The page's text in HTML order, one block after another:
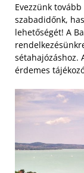
Evezzünk
szabadidőnk,
lehetőségét! A
sétahajózáshoz.
érdemes